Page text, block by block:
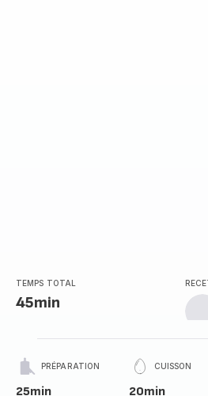
TEMPS TOTAL
45min
PRÉPARATION
25min
CUISSON
20min